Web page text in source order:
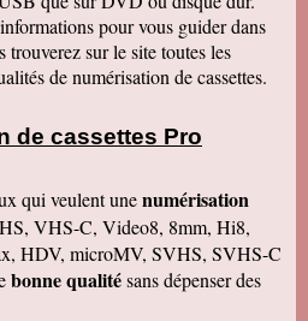
continuation
est un art Mme Masse
son métier et se soucie
agréable numérisation sur
en Résidence
quelqu'un pour la lancer sur
simple et évident, avec un
réflexion j'y serai
facile d'accès.
coordonnées. Bien
pour vous guider dans
sur le site toutes les
de numérisation de cassettes.
de cassettes Pro
qui veulent unenumérisation
VHS-C, Video8, 8mm, Hi8,
HDV, microMV, SVHS, SVHS-C
bonne qualitésans dépenser des